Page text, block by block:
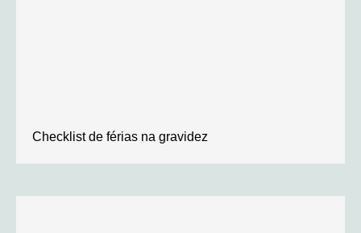
Checklist de férias na gravidez